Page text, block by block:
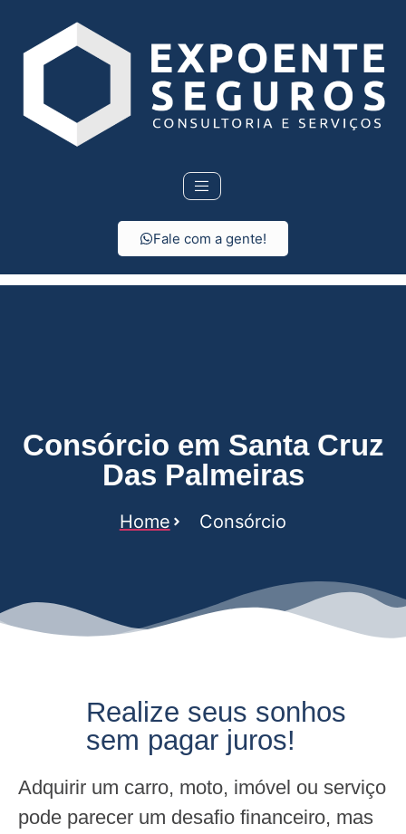
Fale com a gente!
Consórcio em Santa Cruz
Das Palmeiras
Home Consórcio
Realize seus sonhos
sem pagar juros!
Adquirir um carro, moto, imóvel ou serviço
pode parecer um desafio financeiro, mas